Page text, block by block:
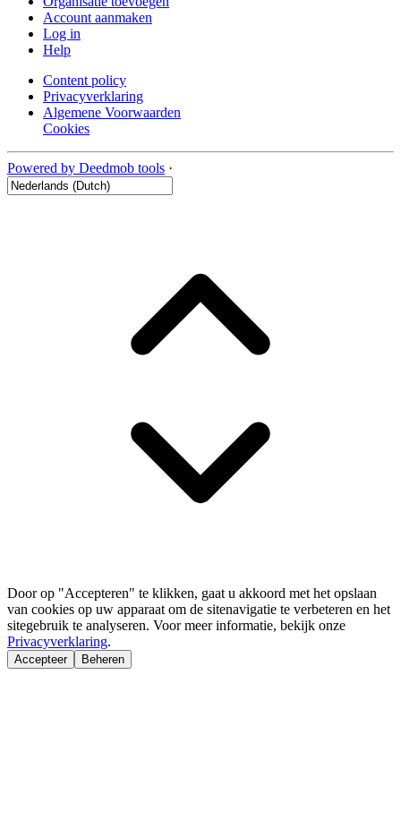
Account aanmaken
Log in
Help
Content policy
Privacyverklaring
Algemene Voorwaarden
Cookies
Powered by Deedmob tools ·
Door op "Accepteren" te klikken, gaat u akkoord met het opslaan
van cookies op uw apparaat om de sitenavigatie te verbeteren en het
sitegebruik te analyseren. Voor meer informatie, bekijk onze
Privacyverklaring.
Accepteer Beheren